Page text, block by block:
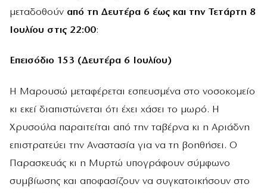
μεταδοθούν από τη Δευτέρα 6 έως και την Τετάρτη 8
Ιουλίου στις 22:00:
Επεισόδιο 153 (Δευτέρα 6 Ιουλίου)
Η Μαρουσώ μεταφέρεται εσπευσμένα στο νοσοκομείο
κι εκεί διαπιστώνεται ότι έχει χάσει το μωρό. Η
Χρυσούλα παραιτείται από την ταβέρνα κι η Αριάδνη
επιστρατεύει την Αναστασία για να τη βοηθήσει. Ο
Παρασκευάς κι η Μυρτώ υπογράφουν σύμφωνο
συμβίωσης και αποφασίζουν να συγκατοικήσουν στο